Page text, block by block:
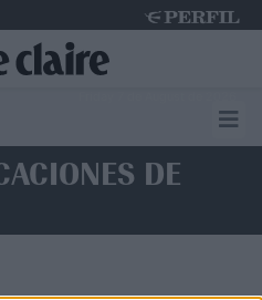
DE